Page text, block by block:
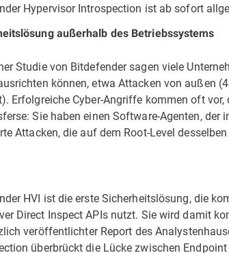
Hypervisor Introspection ist ab sofort
außerhalb des Betriebssystems
Studie von Bitdefender sagen viele
können, etwa Attacken von außen
Erfolgreiche Cyber-Angriffe kommen oft
Sie haben einen Software-Agenten,
Attacken, die auf dem Root-Level
HVI ist die erste Sicherheitslösung, die
Direct Inspect APIs nutzt. Sie wird damit
veröffentlichter Report des
überbrückt die Lücke zwischen